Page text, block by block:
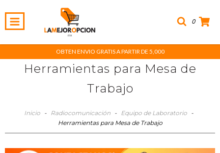
0
OBTEN ENVIO GRATIS A PARTIR DE 5,000
Herramientas para Mesa de
Trabajo
Inicio - Radiocomunicación - Equipo de Laboratorio -
Herramientas para Mesa de Trabajo